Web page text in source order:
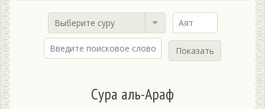
Выберите суру
Показать
Сура аль-Араф